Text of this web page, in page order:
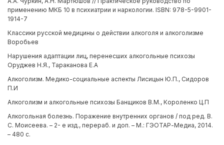
применению МКБ 10 в психиатрии и наркологии. ISBN: 978-5-9901-
1914-7
Классики русской медицины о действии алкоголя и алкоголизме
Воробьев
Нарушения адаптации лиц, перенесших алкогольные психозы
Оруджев Н.Я., Тараканова Е.А
Алкоголизм. Медико-социальные аспекты Лисицын Ю.П., Сидоров
П.И
Алкоголизм и алкогольные психозы Банщиков В.М., Короленко Ц.П
Алкогольная болезнь. Поражение внутренних органов / под ред. В.
С. Моисеева. – 2- е изд., перераб. и доп. – М.: ГЭОТАР-Медиа, 2014.
– 480 с.